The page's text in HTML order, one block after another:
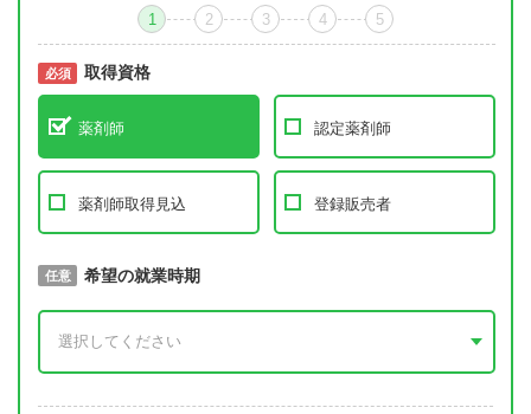
1 2 3 4 5
必須 取得資格
薬剤師 認定薬剤師
薬剤師取得見込 登録販売者
必須 取得予定年
任意 希望の就業時期